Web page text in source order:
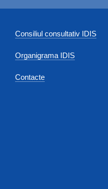
Consiliul consultativ IDIS
Organigrama IDIS
Contacte